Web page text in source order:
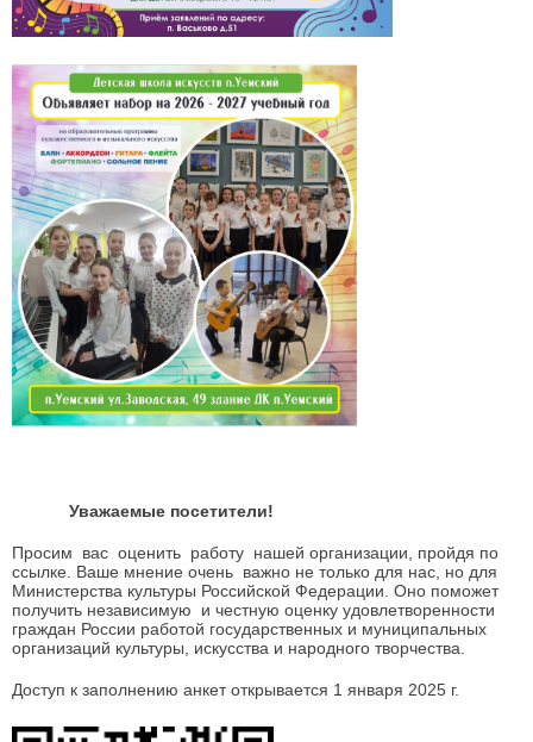
Уважаемые посетители!
Просим вас оценить работу нашей организации, пройдя по
ссылке. Ваше мнение очень важно не только для нас, но для
Министерства культуры Российской Федерации. Оно поможет
получить независимую и честную оценку удовлетворенности
граждан России работой государственных и муниципальных
организаций культуры, искусства и народного творчества.
Доступ к заполнению анкет открывается 1 января 2025 г.